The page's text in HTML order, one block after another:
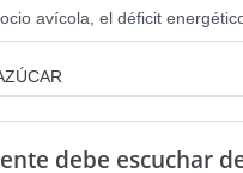
el déficit energético y la
debe escuchar